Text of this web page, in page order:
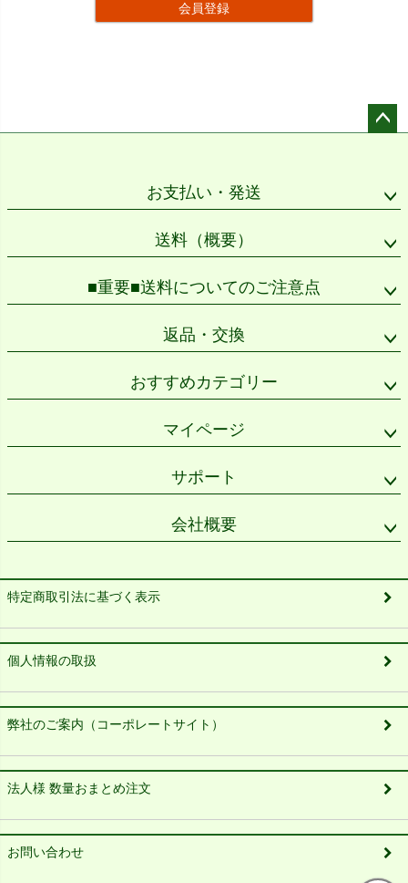
会員登録
お支払い・発送
送料（概要）
■重要■送料についてのご注意点
返品・交換
おすすめカテゴリー
マイページ
サポート
会社概要
特定商取引法に基づく表示
個人情報の取扱
弊社のご案内（コーポレートサイト）
法人様 数量おまとめ注文
お問い合わせ